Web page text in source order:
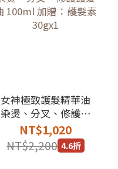
女神極致護髮精華油
染燙、分叉、修護護
髮油 100ml 加贈：護
髮素30gx1
NT$1,020
NT$2,200 4.6折